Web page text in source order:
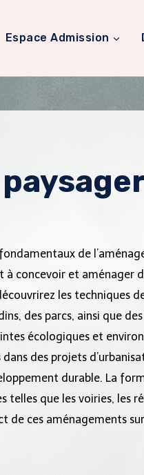
Espace Admission
de
à concevoir et aménager
les techniques
des parcs, ainsi que
écologiques et
des projets
durable. La
telles que les voiries, les
de ces aménagements